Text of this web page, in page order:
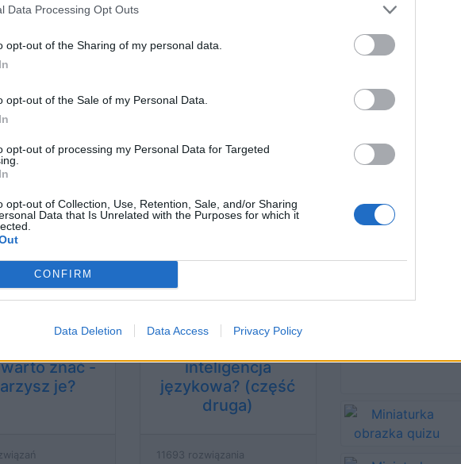
Data Processing Opt Outs
opt-out of the Sharing of my personal data.
opt-out of the Sale of my Personal Data.
opt-out of processing my Personal Data for Targeted
opt-out of Collection, Use, Retention, Sale, and/or Sharing
Data that Is Unrelated with the Purposes for which it
CONFIRM
Data Deletion Data Access Privacy Policy
wiesz, co
wiesz, co
pomylisz się?
znać -
je?
inteligencja
językowa? (część
druga)
11693 rozwiązania